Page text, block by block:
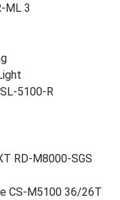
ML 3
5100-R
RD-M8000-SGS
CS-M5100 36/26T